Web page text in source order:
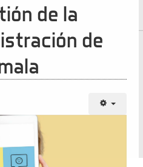
de la
de